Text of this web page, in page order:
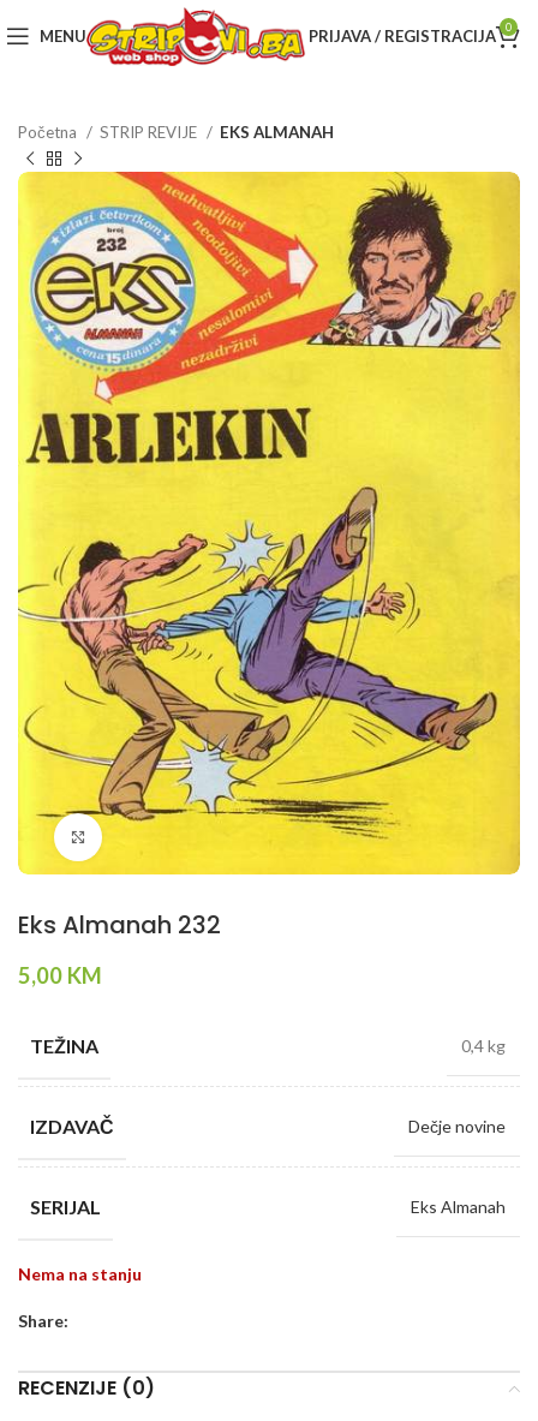
MENU PRIJAVA / REGISTRACIJA 0
Početna STRIP REVIJE EKS ALMANAH
Eks Almanah 232
5,00 KM
TEŽINA 0,4 kg
IZDAVAČ Dečje novine
SERIJAL Eks Almanah
Nema na stanju
Share:
RECENZIJE (0)